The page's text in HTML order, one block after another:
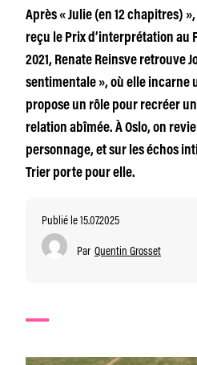
Après « Julie (en 12 chapitres)
reçu le Prix d’interprétation au
2021, Renate Reinsve retrouve
sentimentale », où elle incarne
propose un rôle pour recréer
relation abîmée. À Oslo, on
personnage, et sur les échos
Trier porte pour elle.
Publié le 15.07.2025
Par Quentin Grosset